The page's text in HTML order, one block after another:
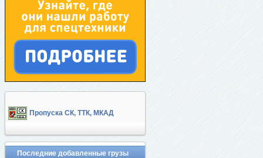
Пропуска СК, ТТК, МКАД
Последние добавленные грузы